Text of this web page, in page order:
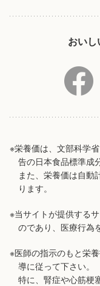
おいし
※栄養価は、文部科学
告の日本食品標準成
また、栄養価は自動
ります。
※当サイトが提供する
のであり、医療行為
※医師の指示のもと栄
導に従って下さい。
特に、腎症や心筋梗